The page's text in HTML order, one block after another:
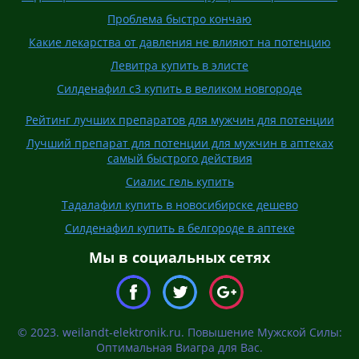
Проблема быстро кончаю
Какие лекарства от давления не влияют на потенцию
Левитра купить в элисте
Силденафил с3 купить в великом новгороде
Рейтинг лучших препаратов для мужчин для потенции
Лучший препарат для потенции для мужчин в аптеках
самый быстрого действия
Сиалис гель купить
Тадалафил купить в новосибирске дешево
Силденафил купить в белгороде в аптеке
Мы в социальных сетях
© 2023. weilandt-elektronik.ru. Повышение Мужской Силы:
Оптимальная Виагра для Вас.